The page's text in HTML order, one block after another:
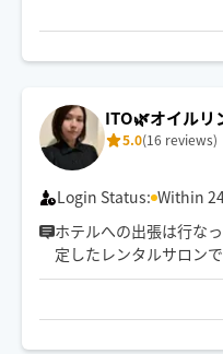
心がけております☺️
解放できる可能性がござ
ご予約前メッセージを
お気軽に日時をご相談く
⚠️メッセージは日時のご
す。(◯日◯時〜◯◯周辺)
ITO🌿オイル
5.0(16 reviews)
Login Status: Within
ホテルへの出張は行な
定したレンタルサロン
オイルマッサージが得
【対応可能エリア】
京都市(場所によっては